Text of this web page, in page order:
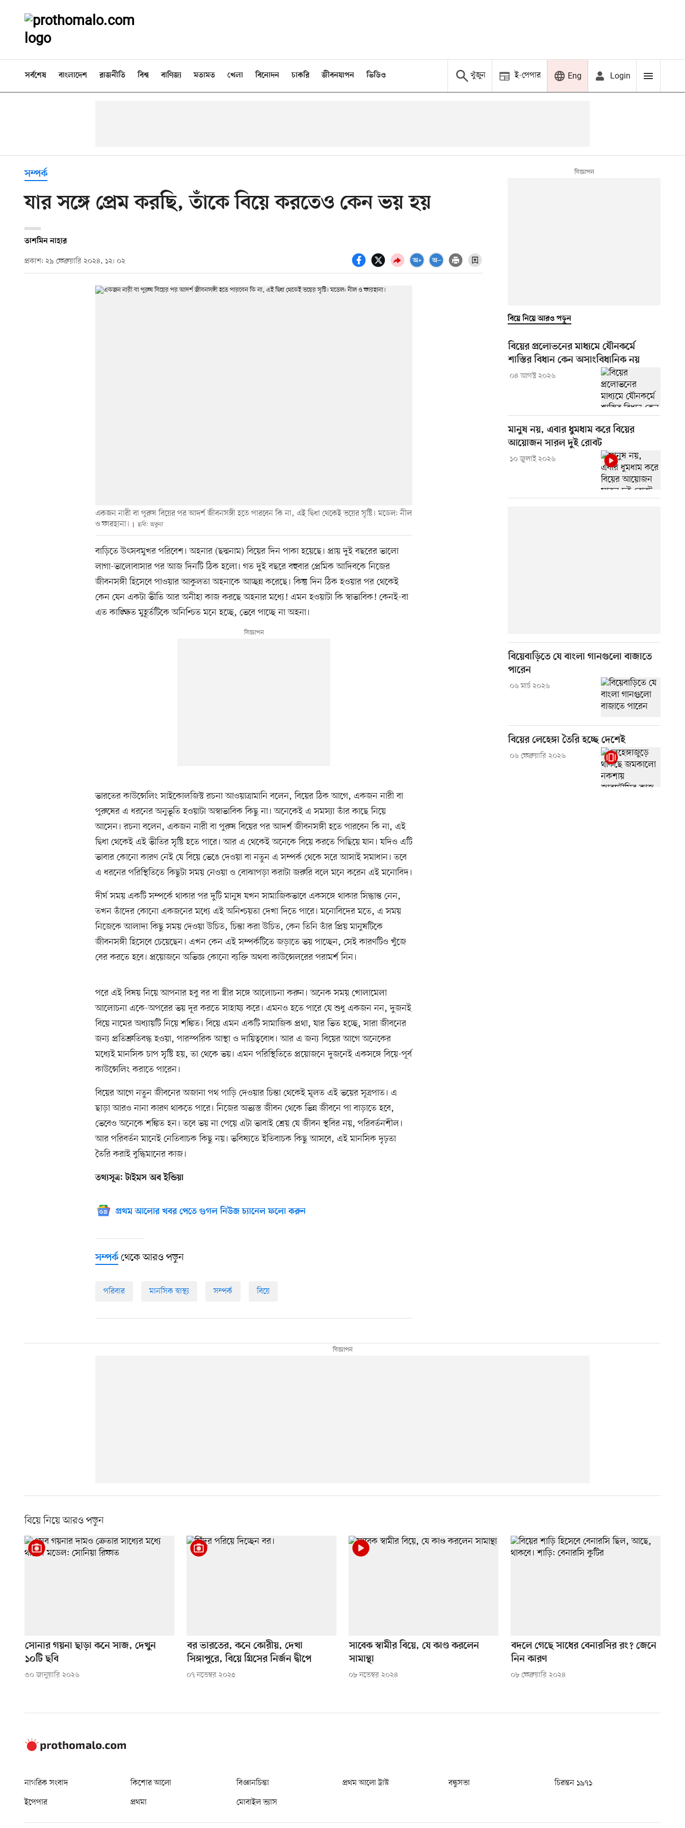
সর্বশেষ বাংলাদেশ রাজনীতি বিশ্ব বাণিজ্য মতামত খেলা বিনোদন চাকরি জীবনযাপন ভিডিও খুঁজুন ই-পেপার Eng Login
সম্পর্ক
যার সঙ্গে প্রেম করছি, তাঁকে বিয়ে করতেও কেন ভয় হয়
তাশমিন নাহার
প্রকাশ: ২৯ ফেব্রুয়ারি ২০২৪, ১২: ০২
একজন নারী বা পুরুষ বিয়ের পর আদর্শ জীবনসঙ্গী হতে পারবেন কি না, এই দ্বিধা থেকেই ভয়ের সৃষ্টি। মডেল: নীল
ও ফারহানা।
ছবি: অধুনা
বাড়িতে উৎসবমুখর পরিবেশ। অহনার (ছদ্মনাম) বিয়ের দিন পাকা হয়েছে। প্রায় দুই বছরের ভালো
লাগা-ভালোবাসার পর আজ দিনটি ঠিক হলো। গত দুই বছরে বহুবার প্রেমিক আদিবকে নিজের
জীবনসঙ্গী হিসেবে পাওয়ার আকুলতা অহনাকে আচ্ছন্ন করেছে। কিন্তু দিন ঠিক হওয়ার পর থেকেই
কেন যেন একটা ভীতি আর অনীহা কাজ করছে অহনার মধ্যে! এমন হওয়াটা কি স্বাভাবিক! কেনই-বা
এত কাঙ্ক্ষিত মুহূর্তটিকে অনিশ্চিত মনে হচ্ছে, ভেবে পাচ্ছে না অহনা।
ভারতের কাউন্সেলিং সাইকোলজিস্ট রচনা আওয়াত্রামানি বলেন, বিয়ের ঠিক আগে, একজন নারী বা
পুরুষের এ ধরনের অনুভূতি হওয়াটা অস্বাভাবিক কিছু না। অনেকেই এ সমস্যা তাঁর কাছে নিয়ে
আসেন। রচনা বলেন, একজন নারী বা পুরুষ বিয়ের পর আদর্শ জীবনসঙ্গী হতে পারবেন কি না, এই
দ্বিধা থেকেই এই ভীতির সৃষ্টি হতে পারে। আর এ থেকেই অনেকে বিয়ে করতে পিছিয়ে যান। যদিও এটি
ভাবার কোনো কারণ নেই যে বিয়ে ভেঙে দেওয়া বা নতুন এ সম্পর্ক থেকে সরে আসাই সমাধান। তবে
এ ধরনের পরিস্থিতিতে কিছুটা সময় নেওয়া ও বোঝাপড়া করাটা জরুরি বলে মনে করেন এই মনোবিদ।
দীর্ঘ সময় একটি সম্পর্কে থাকার পর দুটি মানুষ যখন সামাজিকভাবে একসঙ্গে থাকার সিদ্ধান্ত নেন,
তখন তাঁদের কোনো একজনের মধ্যে এই অনিশ্চয়তা দেখা দিতে পারে। মনোবিদের মতে, এ সময়
নিজেকে আলাদা কিছু সময় দেওয়া উচিত, চিন্তা করা উচিত, কেন তিনি তাঁর প্রিয় মানুষটিকে
জীবনসঙ্গী হিসেবে চেয়েছেন। এখন কেন এই সম্পর্কটিতে জড়াতে ভয় পাচ্ছেন, সেই কারণটিও খুঁজে
বের করতে হবে। প্রয়োজনে অভিজ্ঞ কোনো ব্যক্তি অথবা কাউন্সেলরের পরামর্শ নিন।
পরে এই বিষয় নিয়ে আপনার হবু বর বা স্ত্রীর সঙ্গে আলোচনা করুন। অনেক সময় খোলামেলা
আলোচনা একে-অপরের ভয় দূর করতে সাহায্য করে। এমনও হতে পারে যে শুধু একজন নন, দুজনই
বিয়ে নামের অধ্যায়টি নিয়ে শঙ্কিত। বিয়ে এমন একটি সামাজিক প্রথা, যার ভিত হচ্ছে, সারা জীবনের
জন্য প্রতিশ্রুতিবদ্ধ হওয়া, পারস্পরিক আস্থা ও দায়িত্ববোধ। আর এ জন্য বিয়ের আগে অনেকের
মধ্যেই মানসিক চাপ সৃষ্টি হয়, তা থেকে ভয়। এমন পরিস্থিতিতে প্রয়োজনে দুজনেই একসঙ্গে বিয়ে-পূর্ব
কাউন্সেলিং করাতে পারেন।
বিয়ের আগে নতুন জীবনের অজানা পথ পাড়ি দেওয়ার চিন্তা থেকেই মূলত এই ভয়ের সূত্রপাত। এ
ছাড়া আরও নানা কারণ থাকতে পারে। নিজের অভ্যস্ত জীবন থেকে ভিন্ন জীবনে পা বাড়াতে হবে,
ভেবেও অনেকে শঙ্কিত হন। তবে ভয় না পেয়ে এটা ভাবাই শ্রেয় যে জীবন স্থবির নয়, পরিবর্তনশীল।
আর পরিবর্তন মানেই নেতিবাচক কিছু নয়। ভবিষ্যতে ইতিবাচক কিছু আসবে, এই মানসিক দৃঢ়তা
তৈরি করাই বুদ্ধিমানের কাজ।
তথ্যসূত্র: টাইমস অব ইন্ডিয়া
প্রথম আলোর খবর পেতে গুগল নিউজ চ্যানেল ফলো করুন
সম্পর্কথেকে আরও পড়ুন
পরিবার মানসিক স্বাস্থ্য সম্পর্ক বিয়ে
বিয়ে নিয়ে আরও পড়ুন
বিয়ের প্রলোভনের মাধ্যমে যৌনকর্মে
শাস্তির বিধান কেন অসাংবিধানিক নয়
০৪ আগস্ট ২০২৬
মানুষ নয়, এবার ধুমধাম করে বিয়ের
আয়োজন সারল দুই রোবট
১০ জুলাই ২০২৬
বিয়েবাড়িতে যে বাংলা গানগুলো বাজাতে
পারেন
০৬ মার্চ ২০২৬
বিয়ের লেহেঙ্গা তৈরি হচ্ছে দেশেই
০৬ ফেব্রুয়ারি ২০২৬
বিয়ে নিয়ে আরও পড়ুন
সোনার গয়না ছাড়া কনে সাজ, দেখুন
১০টি ছবি
৩০ জানুয়ারি ২০২৬
বর ভারতের, কনে কোরীয়, দেখা
সিঙ্গাপুরে, বিয়ে গ্রিসের নির্জন দ্বীপে
০৭ নভেম্বর ২০২৫
সাবেক স্বামীর বিয়ে, যে কাণ্ড করলেন
সামান্থা
০৮ নভেম্বর ২০২৪
বদলে গেছে সাধের বেনারসির রং? জেনে
নিন কারণ
০৮ ফেব্রুয়ারি ২০২৪
নাগরিক সংবাদ কিশোর আলো বিজ্ঞানচিন্তা প্রথম আলো ট্রাস্ট বন্ধুসভা
চিরন্তন ১৯৭১
ইপেপার
প্রথমা মোবাইল ভ্যাস